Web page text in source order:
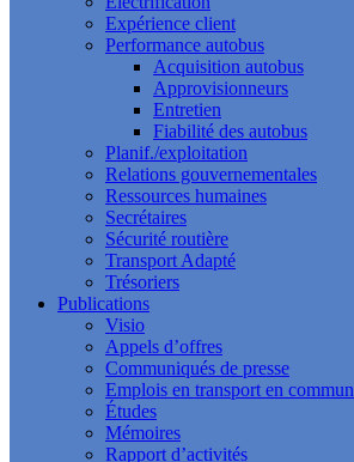
Expérience client
Performance autobus
Acquisition autobus
Approvisionneurs
Entretien
Fiabilité des autobus
Planif./exploitation
Relations gouvernementales
Ressources humaines
Secrétaires
Sécurité routière
Transport Adapté
Trésoriers
Publications
Visio
Appels d’offres
Communiqués de presse
Emplois en transport en commun
Études
Mémoires
Rapport d’activités